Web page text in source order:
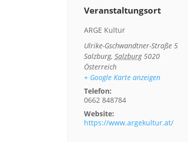
Veranstaltungsort
ARGE Kultur
Ulrike-Gschwandtner-Straße 5
Salzburg, Salzburg 5020
Österreich
+ Google Karte anzeigen
Telefon:
0662 848784
Website:
https://www.argekultur.at/